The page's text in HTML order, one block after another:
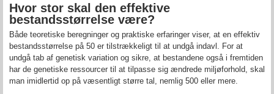
Hvor stor skal den effektive
bestandsstørrelse være?
Både teoretiske beregninger og praktiske erfaringer viser, at en effektiv
bestandsstørrelse på 50 er tilstrækkeligt til at undgå indavl. For at
undgå tab af genetisk variation og sikre, at bestandene også i fremtiden
har de genetiske ressourcer til at tilpasse sig ændrede miljøforhold, skal
man imidlertid op på væsentligt større tal, nemlig 500 eller mere.